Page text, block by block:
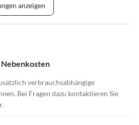
anzeigen
verbrauchsabhängige
Bei Fragen dazu kontaktieren Sie